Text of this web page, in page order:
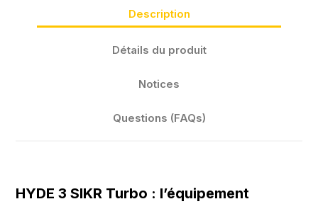
Description
Détails du produit
Notices
Questions (FAQs)
HYDE 3 SIKR Turbo : l’équipement